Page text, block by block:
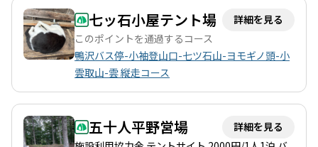
で、特に冬の雪山の景色は感動的だと評判です。 登山者の日記に
は、雪が深くなるにつれて体力が消耗し、気力との勝負になる様
子が描かれていますが、山荘に到着した際の達成感や、温かい夕
食を囲む楽しさが伝わってきます。特に、こたつでの団らんは、
登山の疲れを癒してくれる特別な時間です。 また、雲取山荘で
は、快適な宿泊環境が整っており、トイレや飲料水も豊富で安心
です。周囲の自然の中で静けさを感じながら、時折見える美しい
景色に心が和む瞬間もあります。登山道の途中には、動物の足跡
や苔むした岩など、自然の息吹を感じることができるスポットも
多く、特に春には花々が咲き誇ります。 注意点としては、雪や泥
七ッ石小屋テント場
詳細を見る
このポイントを通過するコース
鴨沢バス停-小袖登山口-七ツ石山-ヨモギノ頭-小
雲取山-雲 縦走コース
五十人平野営場
詳細を見る